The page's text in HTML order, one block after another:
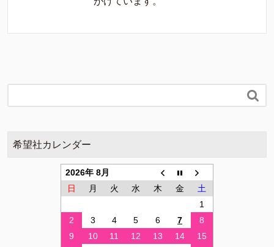

希望社カレンダー
2026年 8月
日
月 火 水 木 金
土
1
2
3 4 5 6 7
8
9
10 11 12 13 14
15